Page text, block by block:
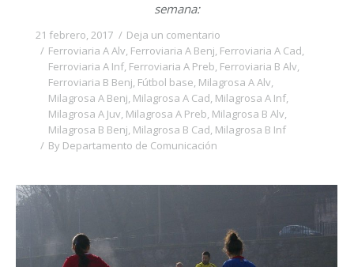
semana:
21 febrero, 2017
Deja un comentario
Ferroviaria A Alv, Ferroviaria A Benj, Ferroviaria A Cad,
Ferroviaria A Inf, Ferroviaria A Preb, Ferroviaria B Alv,
Ferroviaria B Benj, Fútbol base, Milagrosa A Alv,
Milagrosa A Benj, Milagrosa A Cad, Milagrosa A Inf,
Milagrosa A Juv, Milagrosa A Preb, Milagrosa B Alv,
Milagrosa B Benj, Milagrosa B Cad, Milagrosa B Inf
By Departamento de Comunicación